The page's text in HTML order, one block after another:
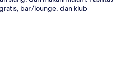
bar/lounge, dan klub